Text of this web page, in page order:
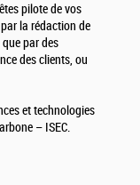
pilote de vos
la rédaction de
par des
des clients, ou
et technologies
– ISEC.